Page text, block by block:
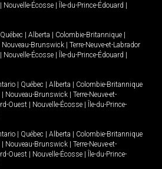
| Nouvelle-Écosse | Île-du-Prince-Édouard |
Québec | Alberta | Colombie-Britannique |
Nouveau-Brunswick | Terre-Neuve-et-Labrador
| Nouvelle-Écosse | Île-du-Prince-Édouard |
| Québec | Alberta | Colombie-Britannique
| Nouveau-Brunswick | Terre-Neuve-et-
Ouest | Nouvelle-Écosse | Île-du-Prince-
| Québec | Alberta | Colombie-Britannique
| Nouveau-Brunswick | Terre-Neuve-et-
Ouest | Nouvelle-Écosse | Île-du-Prince-